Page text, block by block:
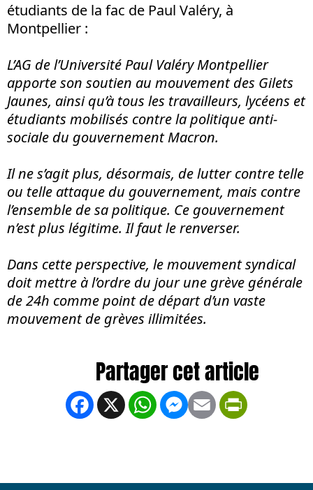
étudiants de la fac de Paul Valéry, à
Montpellier :
L’AG de l’Université Paul Valéry Montpellier
apporte son soutien au mouvement des Gilets
Jaunes, ainsi qu’à tous les travailleurs, lycéens et
étudiants mobilisés contre la politique anti-
sociale du gouvernement Macron.
Il ne s’agit plus, désormais, de lutter contre telle
ou telle attaque du gouvernement, mais contre
l’ensemble de sa politique. Ce gouvernement
n’est plus légitime. Il faut le renverser.
Dans cette perspective, le mouvement syndical
doit mettre à l’ordre du jour une grève générale
de 24h comme point de départ d’un vaste
mouvement de grèves illimitées.
Facebook
X WhatsApp
Messenger
Email